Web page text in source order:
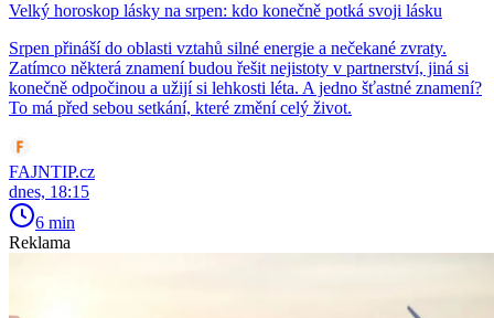
Velký horoskop lásky na srpen: kdo konečně potká svoji lásku
Srpen přináší do oblasti vztahů silné energie a nečekané zvraty.
Zatímco některá znamení budou řešit nejistoty v partnerství, jiná si
konečně odpočinou a užijí si lehkosti léta. A jedno šťastné znamení?
To má před sebou setkání, které změní celý život.
FAJNTIP.cz
dnes, 18:15
6 min
Reklama